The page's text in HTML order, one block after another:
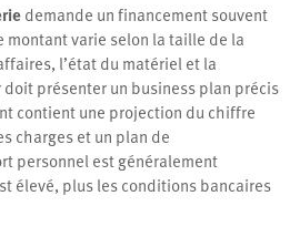
demande un financement souvent
montant varie selon la taille de la
l’état du matériel et la
présenter un business plan précis
contient une projection du chiffre
charges et un plan de
personnel est généralement
élevé, plus les conditions bancaires